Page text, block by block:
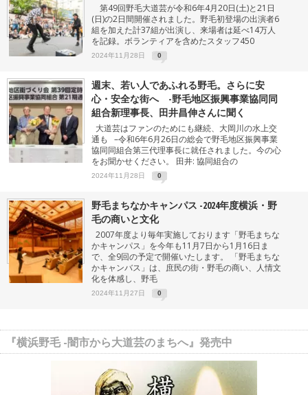
第49回野毛大道芸が令和6年4月20日(土)と21日
(日)の2日間開催されました。野毛初登場の出演者6
組を加えた計37組が出演し、来場者は延べ14万人
を記録。ボランティアを含めたスタッフ450
2024年11月28日 0
週末、若い人であふれる野毛。さらに安
心・安全な街へ -野毛地区振興事業協同同
組合新理事長、田井昌伸さんに聞く
大道芸はファンのためにも継続、大岡川の水上交
通も –令和6年6月26日の総会で野毛地区振興事業
協同同組合第三代理事長に就任されました。今の心
をお聞かせください。 田井: 協同組合の
2024年11月28日 0
野毛まちなかキャンパス -2024年度横浜・野
毛の商いと文化
2007年度より毎年実施しております「野毛まちな
かキャンパス」を今年も11月7日から1月16日ま
で、全9回の予定で開催いたします。 「野毛まちな
かキャンバス」は、庶民の街・野毛の商い、人情文
化を体感し、野毛
2024年11月27日 0
『横浜野毛 -闇市から大道芸のまちへ』発売中